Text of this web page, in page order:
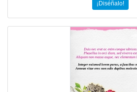
¡Diséñalo!